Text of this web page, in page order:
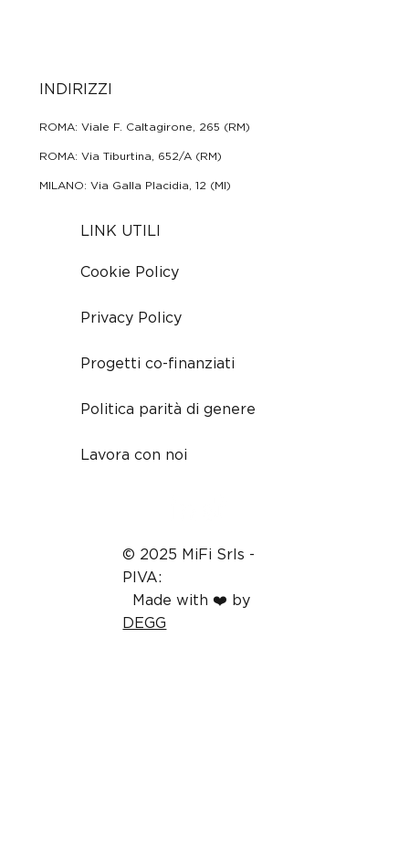
INDIRIZZI
ROMA: Viale F. Caltagirone, 265 (RM)
ROMA: Via Tiburtina, 652/A (RM)
MILANO: Via Galla Placidia, 12 (MI)
LINK UTILI
Cookie Policy
Privacy Policy
Progetti co-finanziati
Politica parità di genere
Lavora con noi
© 2025 MiFi Srls -
PIVA:
Made with ❤️ by
DEGG